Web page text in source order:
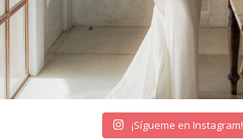
¡Sígueme en Instagram!